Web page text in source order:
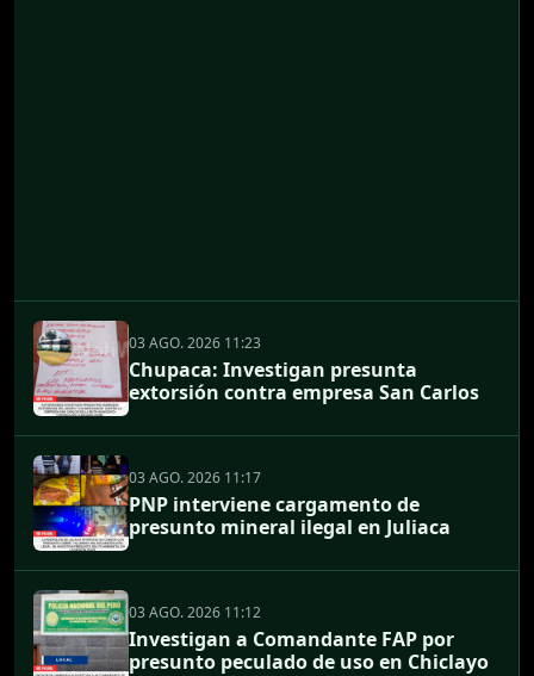
03 AGO. 2026 11:23
Chupaca: Investigan presunta
extorsión contra empresa San Carlos
03 AGO. 2026 11:17
PNP interviene cargamento de
presunto mineral ilegal en Juliaca
03 AGO. 2026 11:12
Investigan a Comandante FAP por
presunto peculado de uso en Chiclayo